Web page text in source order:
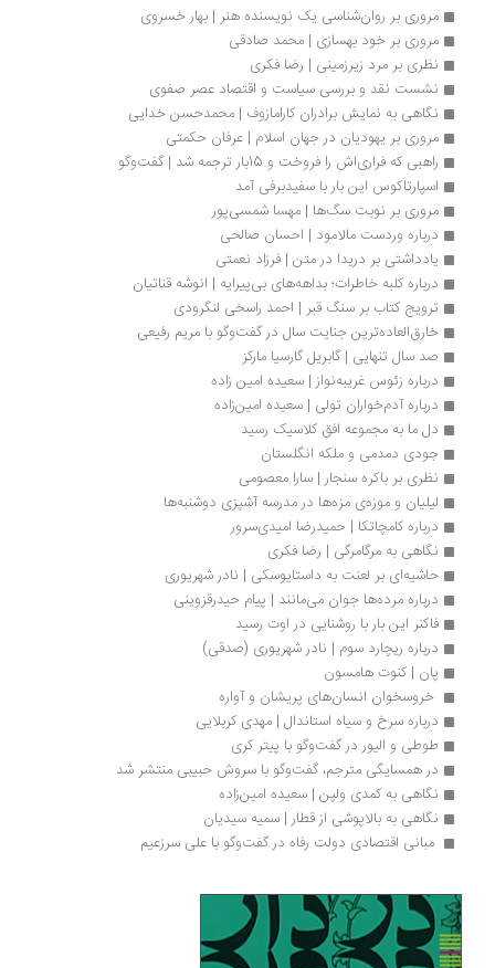
مروری بر روان‌شناسی یک نویسنده هنر | بهار خسروی
مروری بر خود بهسازی | محمد صادقی
نظری بر مرد زیرزمینی | رضا فکری
نشست نقد و بررسی سیاست و اقتصاد عصر صفوی
نگاهی به نمایش برادران کارامازوف | محمدحسن خدایی
مروری بر یهودیان در جهان اسلام | عرفان حکمتی
راهبی که فراری‌اش را فروخت و 15بار ترجمه شد | گفت‌وگو
اسپارتاکوس این بار با سفیدبرفی آمد
مروری بر نوبت سگ‌ها | مهسا شمسی‌پور
درباره وردست مالامود | احسان صالحی
یادداشتی بر دریدا در متن | فرزاد نعمتی
درباره کلبه خاطرات؛ بداهه‌های بی‌پیرایه | انوشه قناتیان
ترویج کتاب بر سنگ قبر | احمد راسخی لنگرودی
خارق‌العاده‌‌ترین جنایت سال در گفت‌وگو با مریم رفیعی
صد سال تنهایی | گابریل گارسیا مارکز
درباره زئوس غریبه‌نواز | سعیده امین زاده
درباره آدم‌خواران تولی | سعیده امین‌زاده
دل ما به مجموعه افق کلاسیک رسید
جودی دمدمی و ملکه انگلستان
نظری بر باکره سنجار | سارا معصومی
لیلیان و موزه‌ی مزه‌ها در مدرسه آشپزی دوشنبه‌ها
درباره کامچاتکا | حمیدرضا امیدی‌سرور
نگاهی به مرگامرگی | رضا فکری
حاشیه‌ای بر لعنت به داستایوسکی | نادر شهریوری
درباره مرده‌ها جوان می‌مانند | پیام حیدرقزوینی
فاکنر این بار با روشنایی در اوت رسید
درباره ریچارد سوم | نادر شهریوری (صدقی)
پان | کنوت هامسون
خروسخوان انسان‌های پریشان و آواره
درباره سرخ و سیاه استاندال | مهدی کربلایی
طوطی و الیور در گفت‌وگو با پیتر کری
در همسایگی مترجم، گفت‌وگو با سروش حبیبی منتشر شد
نگاهی به کمدی ولپن | سعیده امین‌زاده
نگاهی به بالاپوشی از قطار | سمیه سیدیان
مبانی اقتصادی دولت رفاه در گفت‌وگو با علی سرزعیم